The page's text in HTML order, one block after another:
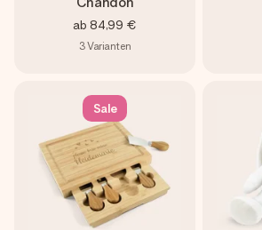
ab 84,99 €
3Varianten
Sale